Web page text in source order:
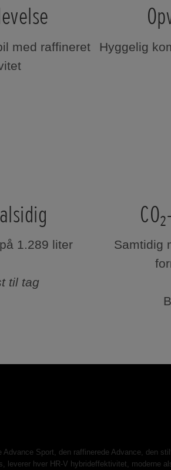
med raffineret
Hyggelig
1.289 liter
til tag
Samtidig
Sport, den raffinerede Advance, den
leverer hver HR-V hybrideffektivitet, moderne